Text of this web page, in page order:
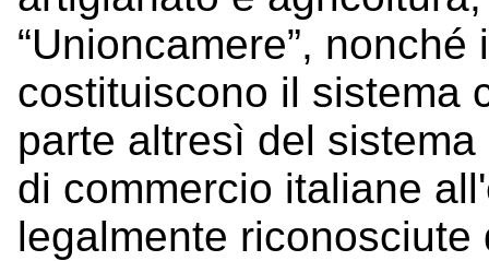
“Unioncamere”,
costituiscono il sistema
parte altresì del
di commercio italiane
legalmente